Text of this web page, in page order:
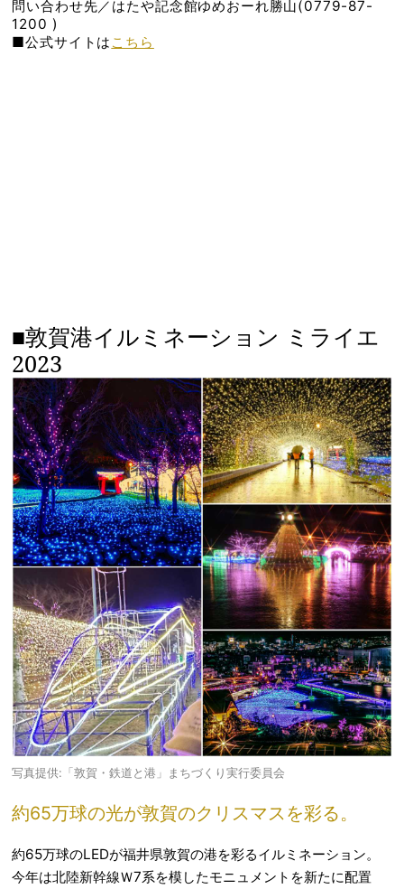
問い合わせ先／はたや記念館ゆめおーれ勝山(0779-87-
1200 )
■公式サイトは こちら
■敦賀港イルミネーション ミライエ
2023
写真提供:「敦賀・鉄道と港」まちづくり実行委員会
約65万球の光が敦賀のクリスマスを彩る。
約65万球のLEDが福井県敦賀の港を彩るイルミネーション。
今年は北陸新幹線Ｗ7系を模したモニュメントを新たに配置